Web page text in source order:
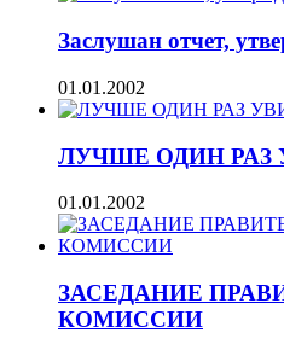
Заслушан отчет,
01.01.2002
ЛУЧШЕ ОДИН РАЗ
01.01.2002
ЗАСЕДАНИЕ
КОМИССИИ